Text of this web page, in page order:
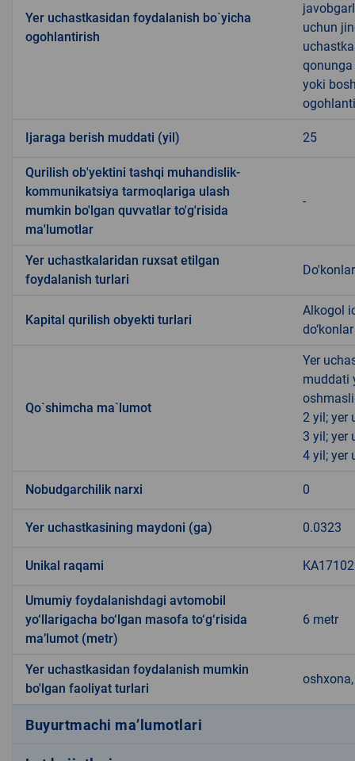
Yer uchastkasidan foydalanish bo`yicha
ogohlantirish
uchun
yoki
Ijaraga berish muddati (yil) 25
Qurilish ob'yektini tashqi muhandislik-
kommunikatsiya tarmoqlariga ulash
mumkin bo'lgan quvvatlar to'g'risida
ma'lumotlar
-
Yer uchastkalaridan ruxsat etilgan
foydalanish turlari
Do'konlar
Kapital qurilish obyekti turlari
Alkogol
do‘konlar
Qo`shimcha ma`lumot
Yer
muddati
2 yil; yer
3 yil; yer
4 yil; yer
Nobudgarchilik narxi 0
Yer uchastkasining maydoni (ga) 0.0323
Unikal raqami
Umumiy foydalanishdagi avtomobil
yo‘llarigacha bo‘lgan masofa to‘g‘risida
ma’lumot (metr)
6 metr
Yer uchastkasidan foydalanish mumkin
bo'lgan faoliyat turlari
Buyurtmachi ma’lumotlari